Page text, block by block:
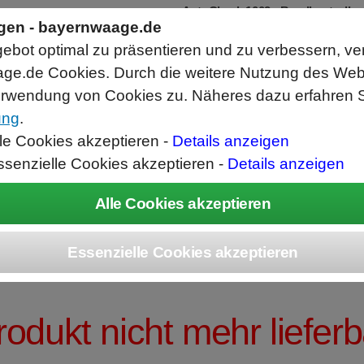
nicht mehr
AutoCheck 1002 -
Schnelle Toleranzkontrolle und
Abwurfrichtung Gut links/Schlecht
- bayernwaage.de
optimal zu präsentieren und zu verbessern,
Cookies. Durch die weitere Nutzung des
von Cookies zu. Näheres dazu erfahren
.
Cookies akzeptieren - Details anzeigen
Cookies akzeptieren - Details anzeigen